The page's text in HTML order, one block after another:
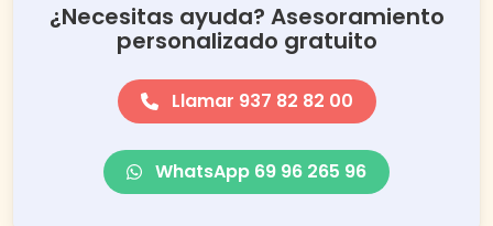
¿Necesitas ayuda? Asesoramiento
personalizado gratuito
Llamar 937 82 82 00
WhatsApp 69 96 265 96